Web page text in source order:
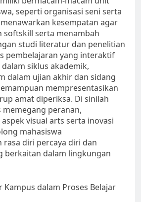
seperti organisasi seni serta
kesempatan agar
softskill serta menambah
studi literatur dan penelitian
pembelajaran yang interaktif
siklus akademik,
dalam ujian akhir dan sidang
mempresentasikan
amat diperiksa. Di sinilah
peranan,
visual arts serta inovasi
mahasiswa
rasa diri percaya diri dan
berkaitan dalam lingkungan
Kampus dalam Proses Belajar